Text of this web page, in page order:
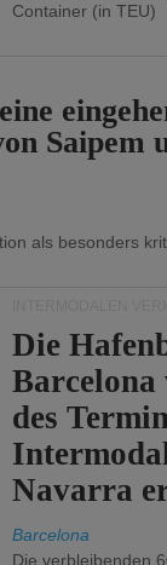
Container (in TEU)
Saipem
als besonders
Die
des
Navarra
Barcelona
Die verbleibenden